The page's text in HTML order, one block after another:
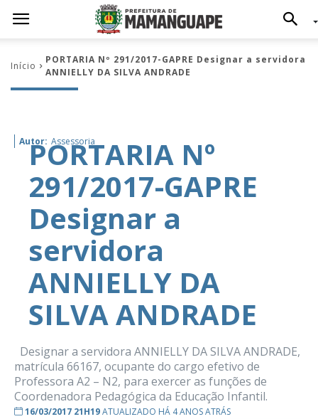
Início
PORTARIA Nº 291/2017-GAPRE Designar a servidora
ANNIELLY DA SILVA ANDRADE
Autor: Assessoria
PORTARIA Nº
291/2017-GAPRE
Designar a
servidora
ANNIELLY DA
SILVA ANDRADE
Designar a servidora ANNIELLY DA SILVA ANDRADE,
matrícula 66167, ocupante do cargo efetivo de
Professora A2 – N2, para exercer as funções de
Coordenadora Pedagógica da Educação Infantil.
16/03/2017 21H19ATUALIZADO HÁ 4 ANOS ATRÁS